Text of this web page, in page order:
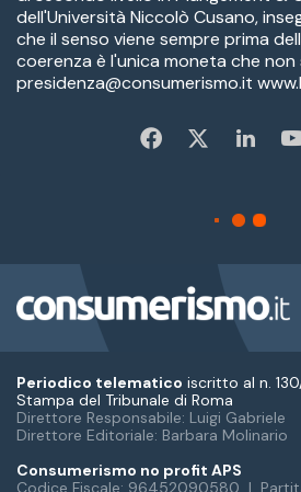
Periodico telematico iscritto al n.
Stampa del Tribunale di Roma
Direttore Responsabile: Luigi Gabriele
Direttore Editoriale: Barbara Molinario
Consumerismo no profit APS
Codice Fiscale: 96452090580 |